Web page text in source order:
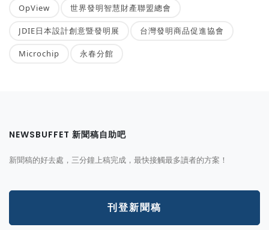
OpView 世界發明智慧財產聯盟總會
JDIE日本設計創意暨發明展 台灣發明商品促進協會
Microchip 永春分館
NEWSBUFFET 新聞稿自助吧
新聞稿的好去處，三分鐘上稿完成，最快接觸最多讀者的方案！
刊登新聞稿